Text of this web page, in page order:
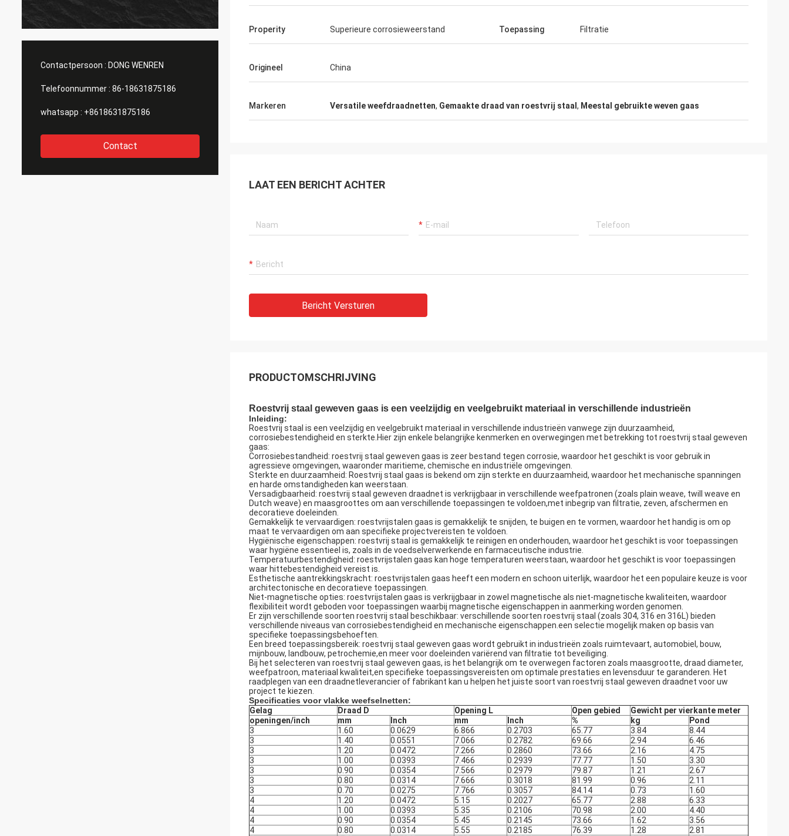
Contactpersoon : DONG WENREN
Telefoonnummer : 86-18631875186
whatsapp : +8618631875186
Contact
Properity Superieure corrosieweerstand Toepassing Filtratie
Origineel China
Markeren Versatile weefdraadnetten, Gemaakte draad van roestvrij staal , Meestal gebruikte weven gaas
LAAT EEN BERICHT ACHTER
Bericht Versturen
PRODUCTOMSCHRIJVING
Roestvrij staal geweven gaas is een veelzijdig en veelgebruikt materiaal in verschillende industrieën
Inleiding:
Roestvrij staal is een veelzijdig en veelgebruikt materiaal in verschillende industrieën vanwege zijn duurzaamheid,
corrosiebestendigheid en sterkte.Hier zijn enkele belangrijke kenmerken en overwegingen met betrekking tot roestvrij staal geweven
gaas:
Corrosiebestandheid: roestvrij staal geweven gaas is zeer bestand tegen corrosie, waardoor het geschikt is voor gebruik in
agressieve omgevingen, waaronder maritieme, chemische en industriële omgevingen.
Sterkte en duurzaamheid: Roestvrij staal gaas is bekend om zijn sterkte en duurzaamheid, waardoor het mechanische spanningen
en harde omstandigheden kan weerstaan.
Versadigbaarheid: roestvrij staal geweven draadnet is verkrijgbaar in verschillende weefpatronen (zoals plain weave, twill weave en
Dutch weave) en maasgroottes om aan verschillende toepassingen te voldoen,met inbegrip van filtratie, zeven, afschermen en
decoratieve doeleinden.
Gemakkelijk te vervaardigen: roestvrijstalen gaas is gemakkelijk te snijden, te buigen en te vormen, waardoor het handig is om op
maat te vervaardigen om aan specifieke projectvereisten te voldoen.
Hygiënische eigenschappen: roestvrij staal is gemakkelijk te reinigen en onderhouden, waardoor het geschikt is voor toepassingen
waar hygiëne essentieel is, zoals in de voedselverwerkende en farmaceutische industrie.
Temperatuurbestendigheid: roestvrijstalen gaas kan hoge temperaturen weerstaan, waardoor het geschikt is voor toepassingen
waar hittebestendigheid vereist is.
Esthetische aantrekkingskracht: roestvrijstalen gaas heeft een modern en schoon uiterlijk, waardoor het een populaire keuze is voor
architectonische en decoratieve toepassingen.
Niet-magnetische opties: roestvrijstalen gaas is verkrijgbaar in zowel magnetische als niet-magnetische kwaliteiten, waardoor
flexibiliteit wordt geboden voor toepassingen waarbij magnetische eigenschappen in aanmerking worden genomen.
Er zijn verschillende soorten roestvrij staal beschikbaar: verschillende soorten roestvrij staal (zoals 304, 316 en 316L) bieden
verschillende niveaus van corrosiebestendigheid en mechanische eigenschappen.een selectie mogelijk maken op basis van
specifieke toepassingsbehoeften.
Een breed toepassingsbereik: roestvrij staal geweven gaas wordt gebruikt in industrieën zoals ruimtevaart, automobiel, bouw,
mijnbouw, landbouw, petrochemie,en meer voor doeleinden variërend van filtratie tot beveiliging.
Bij het selecteren van roestvrij staal geweven gaas, is het belangrijk om te overwegen factoren zoals maasgrootte, draad diameter,
weefpatroon, materiaal kwaliteit,en specifieke toepassingsvereisten om optimale prestaties en levensduur te garanderen. Het
raadplegen van een draadnetleverancier of fabrikant kan u helpen het juiste soort van roestvrij staal geweven draadnet voor uw
project te kiezen.
Specificaties voor vlakke weefselnetten:
Gelag
Draad D Opening L Open gebied
Gewicht per vierkante meter
openingen/inch
mm Inch mm Inch % kg
Pond
3
1.60 0.0629 6.866 0.2703 65.77 3.84
8.44
3
1.40 0.0551 7.066 0.2782 69.66 2.94
6.46
3
1.20 0.0472 7.266 0.2860 73.66 2.16
4.75
3
1.00 0.0393 7.466 0.2939 77.77 1.50
3.30
3
0.90 0.0354 7.566 0.2979 79.87 1.21
2.67
3
0.80 0.0314 7.666 0.3018 81.99 0.96
2.11
3
0.70 0.0275 7.766 0.3057 84.14 0.73
1.60
4
1.20 0.0472 5.15 0.2027 65.77 2.88
6.33
4
1.00 0.0393 5.35 0.2106 70.98 2.00
4.40
4
0.90 0.0354 5.45 0.2145 73.66 1.62
3.56
4
0.80 0.0314 5.55 0.2185 76.39 1.28
2.81